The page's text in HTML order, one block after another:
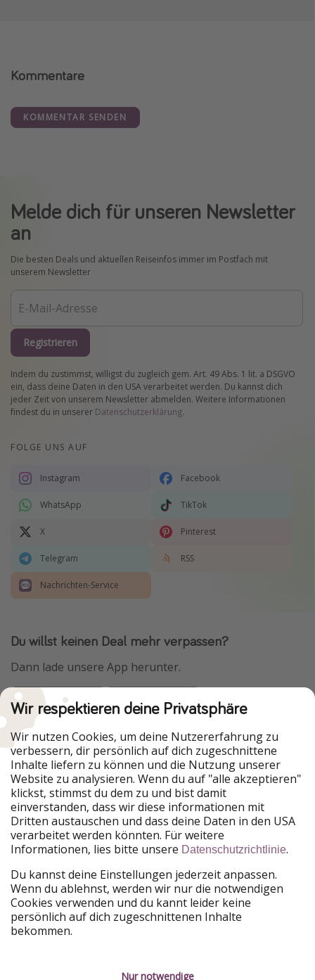
Kommentare
KOMMENTAR SENDEN
Melde dich für unseren Newsletter
an
Die besten Deals und aktuellen Reiseinfos immer im Postfach mit
unserem Newsletter
Registrieren
Indem du zustimmst, willigst du zugleich gem. Art. 49 Abs. 1 lit. a DSGVO
ein, dass deine Daten in den USA verarbeitet werden. Du kannst dich
jeder Zeit von unserem Newsletter abmelden. Weitere Informationen
findest du in unserer Datenschutzerklärung.
FOLGE UNS AUF
Instagram Facebook
WhatsApp TikTok
X Pinterest
Telegram RSS
Nachrichten-Service
Du willst keinen Deal mehr verpassen?
Dann lade unsere App herunter.
Urlaubspiraten ist Teil der HolidayPirates Group
Unsere Märkte
PiratinViaggio
HolidayPirates
VakantiePiraten
WakacyjniPiraci
VoyagesPirates
Ferienpiraten
Urlaubspiraten
ViajerosPiratas
TravelPirates
HolidayPirates Group
Lerne uns kennen
Über uns
Rechtliches
Wir respektieren deine Privatsphäre
Wir nutzen Cookies, um deine Nutzererfahrung zu
verbessern, dir persönlich auf dich zugeschnittene
Inhalte liefern zu können und die Nutzung unserer
Website zu analysieren. Wenn du auf "alle akzeptieren"
klickst, stimmst du dem zu und bist damit
einverstanden, dass wir diese informationen mit
Dritten austauschen und dass deine Daten in den USA
verarbeitet werden könnten. Für weitere
Informationen, lies bitte unsere Datenschutzrichtlinie.
Du kannst deine Einstellungen jederzeit anpassen.
Wenn du ablehnst, werden wir nur die notwendigen
Cookies verwenden und du kannt leider keine
persönlich auf dich zugeschnittenen Inhalte
bekommen.
Nur notwendige